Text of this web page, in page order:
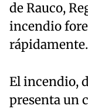
de Rauco,
incendio
rápidamente.
El incendio,
presenta un